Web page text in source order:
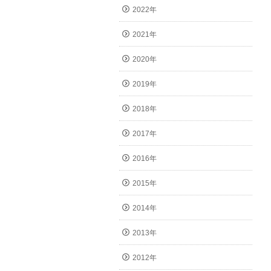
2022年
2021年
2020年
2019年
2018年
2017年
2016年
2015年
2014年
2013年
2012年